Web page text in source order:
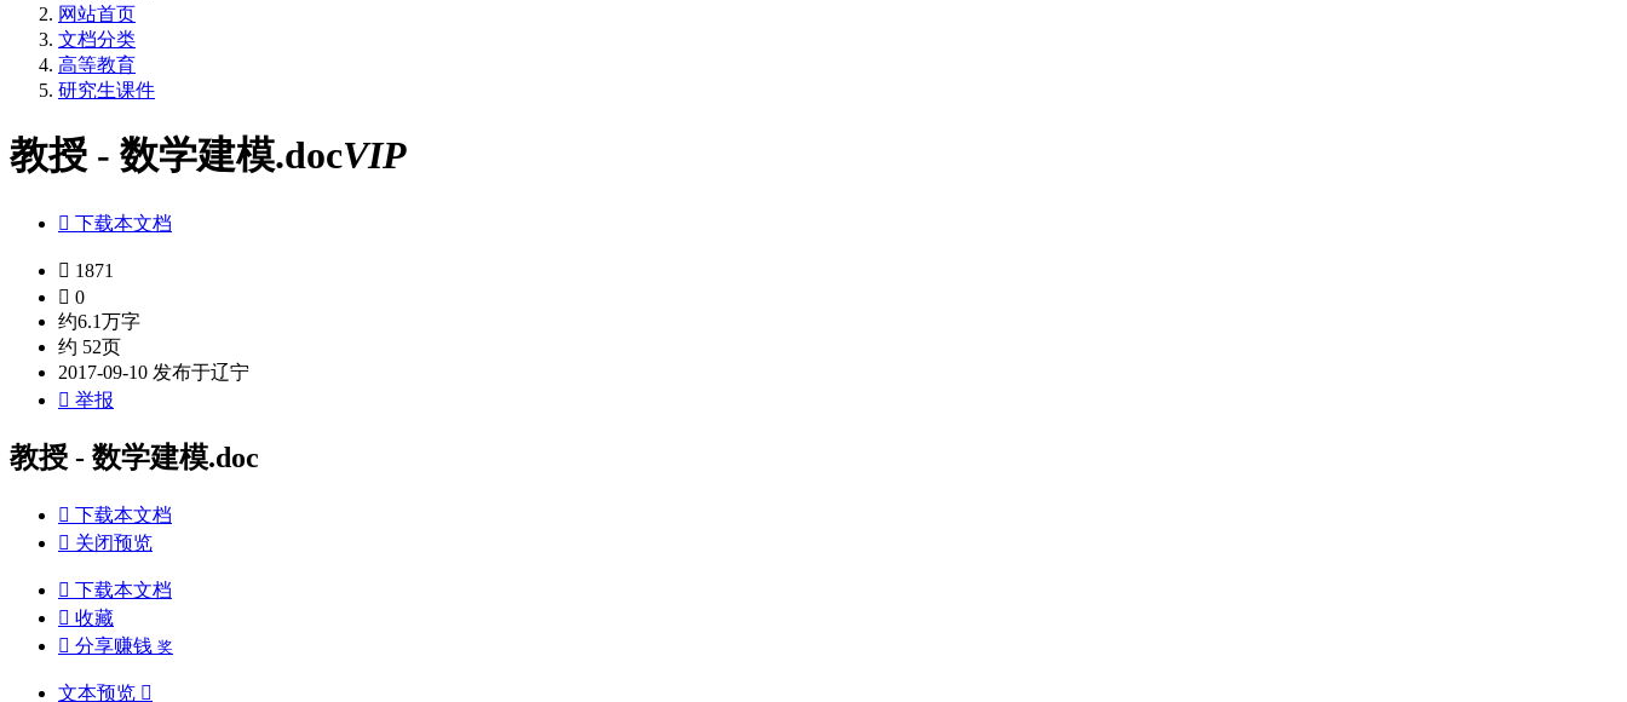
网站首页
文档分类
高等教育
研究生课件
教授 - 数学建模.docVIP
 下载本文档
 1871
 0
约6.1万字
约 52页
2017-09-10 发布于辽宁
 举报
教授 - 数学建模.doc
 下载本文档
 关闭预览
 下载本文档
 收藏
 分享赚钱 奖
文本预览 